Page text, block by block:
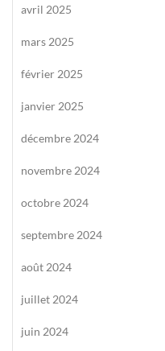
avril 2025
mars 2025
février 2025
janvier 2025
décembre 2024
novembre 2024
octobre 2024
septembre 2024
août 2024
juillet 2024
juin 2024